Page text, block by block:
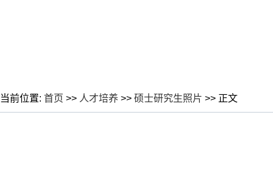
当前位置: 首页 >> 人才培养 >> 硕士研究生照片 >> 正文